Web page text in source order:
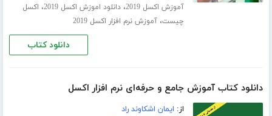
آموزش اکسل 2019 ،دانلود اموزش اکسل 2019 ، اکسل
چیست،آموزش نرم افزار اکسل 2019
دانلود کتاب
دانلود کتاب آموزش جامع و حرفه‌ای نرم افزار اکسل
از: ایمان اشکاوند راد